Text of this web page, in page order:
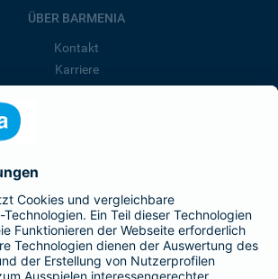
ÜBER BARMENIA
Kontakt
Karriere
ist Teil der BarmeniaGothaer
BELIEBTE SEITEN
Zusatzversicherung
Tierversicherungen